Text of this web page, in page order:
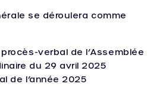
se déroulera comme
verbal de l’Assemblée
du 29 avril 2025
de l’année 2025